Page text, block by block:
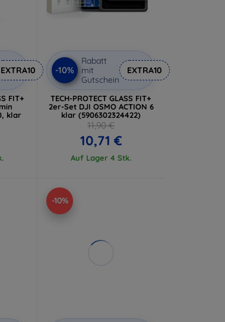
EXTRA10
FIT+
klar
-10%
Rabatt
mit
Gutschein
EXTRA10
TECH-PROTECT GLASS FIT+
2er-Set DJI OSMO ACTION 6
klar (5906302324422)
11,90 €
10,71 €
Auf Lager 4 Stk.
-10%